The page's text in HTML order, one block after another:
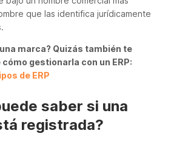
que las identifica jurídicamente
marca? Quizás también te
gestionarla con un ERP:
de ERP
saber si una
registrada?